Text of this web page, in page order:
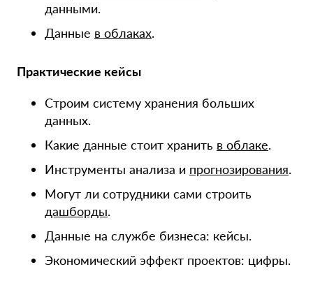
данными.
Данные в облаках.
Практические кейсы
Строим систему хранения больших
данных.
Какие данные стоит хранить в облаке.
Инструменты анализа и прогнозирования.
Могут ли сотрудники сами строить
дашборды.
Данные на службе бизнеса: кейсы.
Экономический эффект проектов: цифры.